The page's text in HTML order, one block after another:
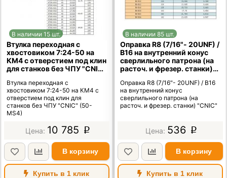
В наличии 15 шт.
Втулка переходная с
хвостовиком 7:24-50 на
КМ4 с отверстием под клин
для станков без ЧПУ "CNIC"
Втулка переходная с
хвостовиком 7:24-50 на КМ4 с
отверстием под клин для
станков без ЧПУ "CNIC" (50-
MS4)
10 785 p
В корзину
Купить в 1 клик
В наличии 85 шт.
Оправка R8 (7/16"- 20UNF) /
В16 на внутренний конус
сверлильного патрона (на
расточ. и фрезер. станки)
Оправка R8 (7/16"- 20UNF) / В16
на внутренний конус
сверлильного патрона (на
расточ. и фрезер. станки) "CNIC"
536 p
В корзину
Купить в 1 клик